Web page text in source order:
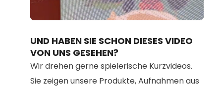
Unmute Loaded:
91.57%
UND HABEN SIE SCHON DIESES VIDEO
VON UNS GESEHEN?
Wir drehen gerne spielerische Kurzvideos.
Sie zeigen unsere Produkte, Aufnahmen aus